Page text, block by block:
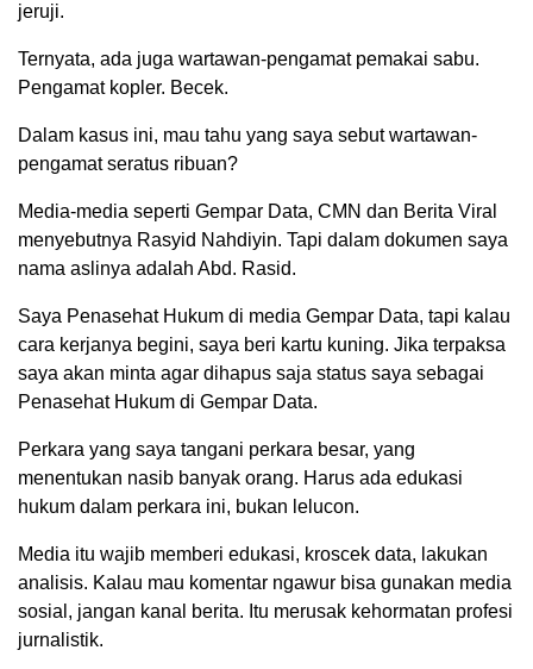
jeruji.
Ternyata, ada juga wartawan-pengamat pemakai sabu.
Pengamat kopler. Becek.
Dalam kasus ini, mau tahu yang saya sebut wartawan-
pengamat seratus ribuan?
Media-media seperti Gempar Data, CMN dan Berita Viral
menyebutnya Rasyid Nahdiyin. Tapi dalam dokumen saya
nama aslinya adalah Abd. Rasid.
Saya Penasehat Hukum di media Gempar Data, tapi kalau
cara kerjanya begini, saya beri kartu kuning. Jika terpaksa
saya akan minta agar dihapus saja status saya sebagai
Penasehat Hukum di Gempar Data.
Perkara yang saya tangani perkara besar, yang
menentukan nasib banyak orang. Harus ada edukasi
hukum dalam perkara ini, bukan lelucon.
Media itu wajib memberi edukasi, kroscek data, lakukan
analisis. Kalau mau komentar ngawur bisa gunakan media
sosial, jangan kanal berita. Itu merusak kehormatan profesi
jurnalistik.